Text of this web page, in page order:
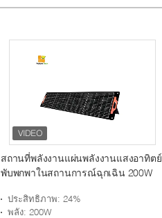
สถานที่พลังงานแผ่นพลังงานแสงอาทิตย์
พับพกพาในสถานการณ์ฉุกเฉิน 200W
ประสิทธิภาพ: 24%
พลัง: 200W